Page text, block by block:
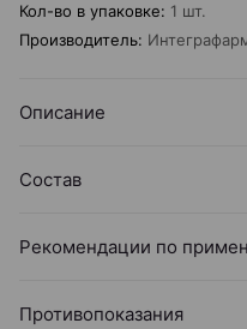
Кол-во в упаковке: 1 шт.
Производитель:
Описание
Состав
Рекомендации по
Противопоказания